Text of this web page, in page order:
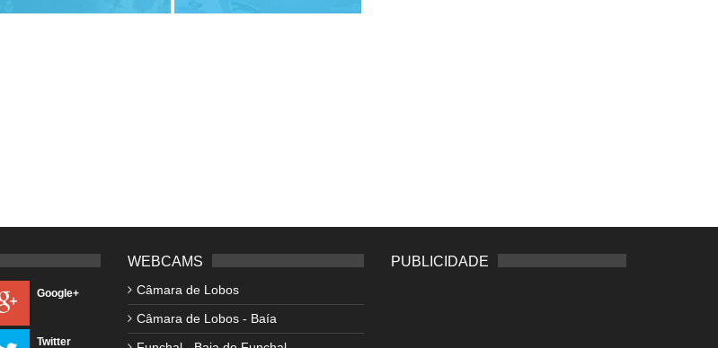
Google+
Twitter
WEBCAMS
Câmara de Lobos
Câmara de Lobos - Baía
PUBLICIDADE